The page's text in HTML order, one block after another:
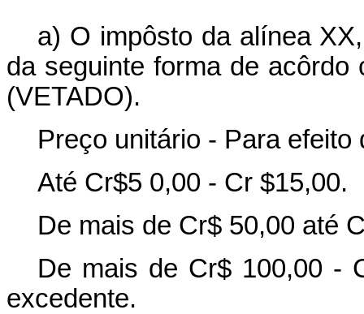
a) O impôsto da alínea
da seguinte forma de
(VETADO).
Preço unitário - Para efeito
Até Cr$5 0,00 - Cr $15,00.
De mais de Cr$ 50,00 até
De mais de Cr$ 100,00 -
excedente.